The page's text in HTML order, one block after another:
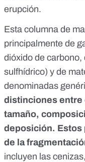
erupción.
Esta columna de
principalmente de
dióxido de carbono,
sulfhídrico) y de
denominadas
distinciones entre
tamaño,
deposición. Estos
de la
incluyen las cenizas,